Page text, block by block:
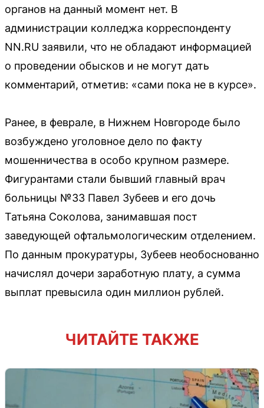
органов на данный момент нет. В
администрации колледжа корреспонденту
NN.RU заявили, что не обладают информацией
о проведении обысков и не могут дать
комментарий, отметив: «сами пока не в курсе».
Ранее, в феврале, в Нижнем Новгороде было
возбуждено уголовное дело по факту
мошенничества в особо крупном размере.
Фигурантами стали бывший главный врач
больницы №33 Павел Зубеев и его дочь
Татьяна Соколова, занимавшая пост
заведующей офтальмологическим отделением.
По данным прокуратуры, Зубеев необоснованно
начислял дочери заработную плату, а сумма
выплат превысила один миллион рублей.
ЧИТАЙТЕ ТАКЖЕ